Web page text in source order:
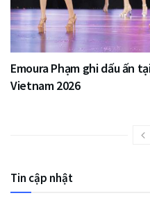
Emoura Phạm ghi dấu ấn
Vietnam 2026
Tin cập nhật